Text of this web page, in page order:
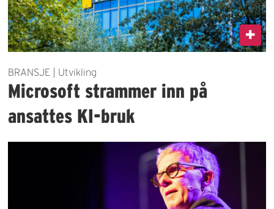
BRANSJE | Utvikling
Microsoft strammer inn på
ansattes KI-bruk